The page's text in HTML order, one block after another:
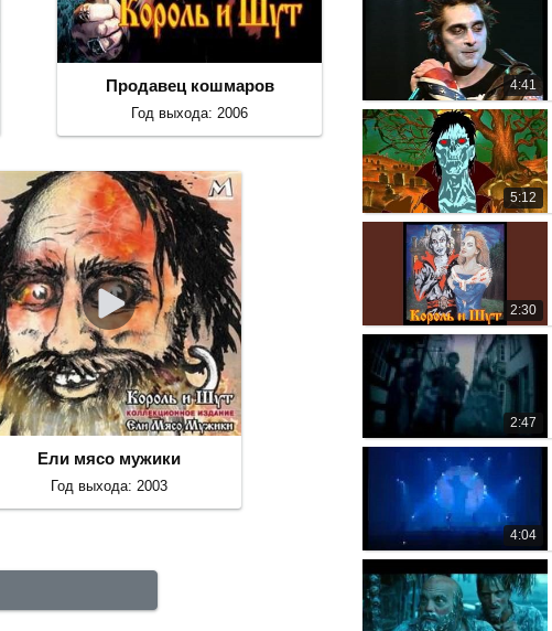
4:41
5:12
2:30
2:47
4:04
Продавец кошмаров
Год выхода: 2006
Ели мясо мужики
Год выхода: 2003